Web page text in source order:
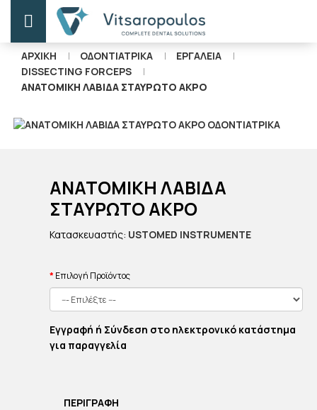
ΑΡΧΙΚΗ ΟΔΟΝΤΙΑΤΡΙΚΑ
ΕΡΓΑΛΕΙΑ
DISSECTING FORCEPS
ΑΝΑΤΟΜΙΚΗ ΛΑΒΙΔΑ ΣΤΑΥΡΩΤΟ ΑΚΡΟ
ΑΝΑΤΟΜΙΚΗ ΛΑΒΙΔΑ
ΣΤΑΥΡΩΤΟ ΑΚΡΟ
Κατασκευαστής: USTOMED INSTRUMENTE
Επιλογή Προϊόντος
Εγγραφή ή Σύνδεση στο ηλεκτρονικό κατάστημα
για παραγγελία
ΠΕΡΙΓΡΑΦΗ